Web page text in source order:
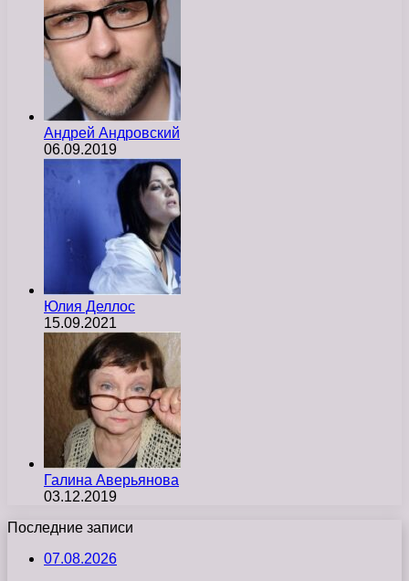
Андрей Андровский
06.09.2019
Юлия Деллос
15.09.2021
Галина Аверьянова
03.12.2019
Последние записи
07.08.2026